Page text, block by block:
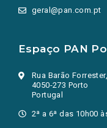
geral@pan.com.pt
Espaço PAN
Rua Barão
4050-273 Porto
Portugal
2ª a 6ª das 10h00